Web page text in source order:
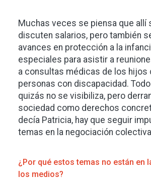
Muchas veces se piensa que allí
discuten salarios, pero también
avances en protección a la
especiales para asistir a
a consultas médicas de los hijos
personas con discapacidad.
quizás no se visibiliza, pero
sociedad como derechos
decía Patricia, hay que seguir
temas en la negociación
¿Por qué estos temas no están en
los medios?